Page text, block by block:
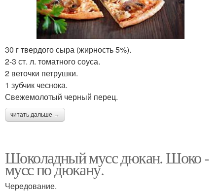
30 г твердого сыра (жирность 5%).
2-3 ст. л. томатного соуса.
2 веточки петрушки.
1 зубчик чеснока.
Свежемолотый черный перец.
читать дальше →
Шоколадный мусс дюкан. Шоко -
мусс по дюкану.
Чередование.